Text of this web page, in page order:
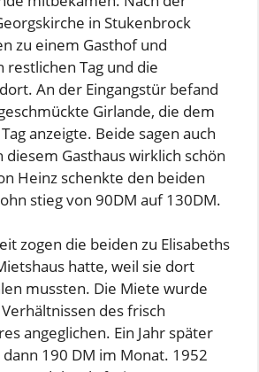
in Stukenbrock
zu einem Gasthof und
Tag und die
An der Eingangstür befand
Girlande, die dem
anzeigte. Beide sagen auch
diesem Gasthaus wirklich schön
Heinz schenkte den beiden
stieg von 90DM auf 130DM.
zogen die beiden zu Elisabeths
hatte, weil sie dort
mussten. Die Miete wurde
des frisch
angeglichen. Ein Jahr später
190 DM im Monat. 1952